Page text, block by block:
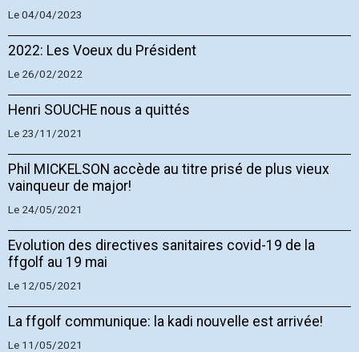
Le 04/04/2023
2022: Les Voeux du Président
Le 26/02/2022
Henri SOUCHE nous a quittés
Le 23/11/2021
Phil MICKELSON accède au titre prisé de plus vieux
vainqueur de major!
Le 24/05/2021
Evolution des directives sanitaires covid-19 de la
ffgolf au 19 mai
Le 12/05/2021
La ffgolf communique: la kadi nouvelle est arrivée!
Le 11/05/2021